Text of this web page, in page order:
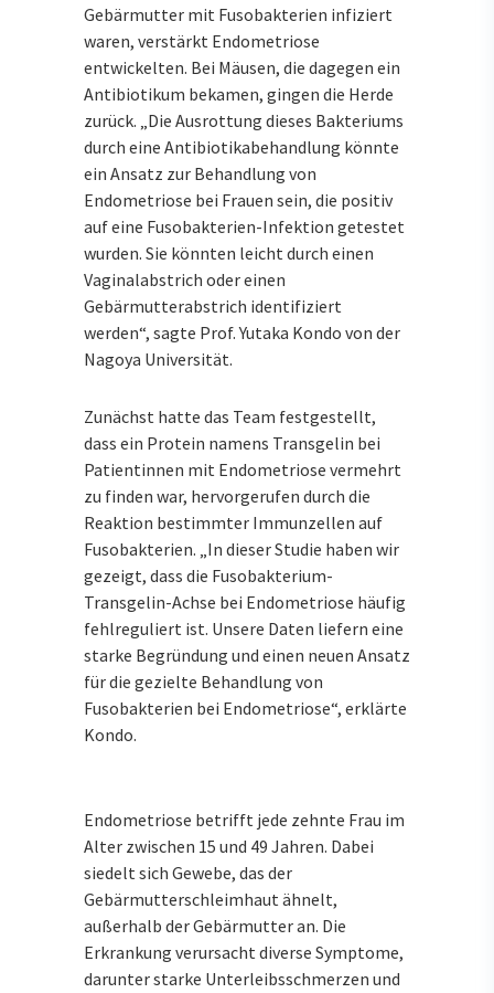
Gebärmutter mit Fusobakterien infiziert
waren, verstärkt Endometriose
entwickelten. Bei Mäusen, die dagegen ein
Antibiotikum bekamen, gingen die Herde
zurück. „Die Ausrottung dieses Bakteriums
durch eine Antibiotikabehandlung könnte
ein Ansatz zur Behandlung von
Endometriose bei Frauen sein, die positiv
auf eine Fusobakterien-Infektion getestet
wurden. Sie könnten leicht durch einen
Vaginalabstrich oder einen
Gebärmutterabstrich identifiziert
werden“, sagte Prof. Yutaka Kondo von der
Nagoya Universität.
Zunächst hatte das Team festgestellt,
dass ein Protein namens Transgelin bei
Patientinnen mit Endometriose vermehrt
zu finden war, hervorgerufen durch die
Reaktion bestimmter Immunzellen auf
Fusobakterien. „In dieser Studie haben wir
gezeigt, dass die Fusobakterium-
Transgelin-Achse bei Endometriose häufig
fehlreguliert ist. Unsere Daten liefern eine
starke Begründung und einen neuen Ansatz
für die gezielte Behandlung von
Fusobakterien bei Endometriose“, erklärte
Kondo.
Endometriose betrifft jede zehnte Frau im
Alter zwischen 15 und 49 Jahren. Dabei
siedelt sich Gewebe, das der
Gebärmutterschleimhaut ähnelt,
außerhalb der Gebärmutter an. Die
Erkrankung verursacht diverse Symptome,
darunter starke Unterleibsschmerzen und